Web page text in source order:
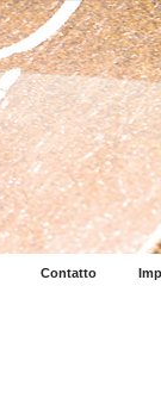
Contatto